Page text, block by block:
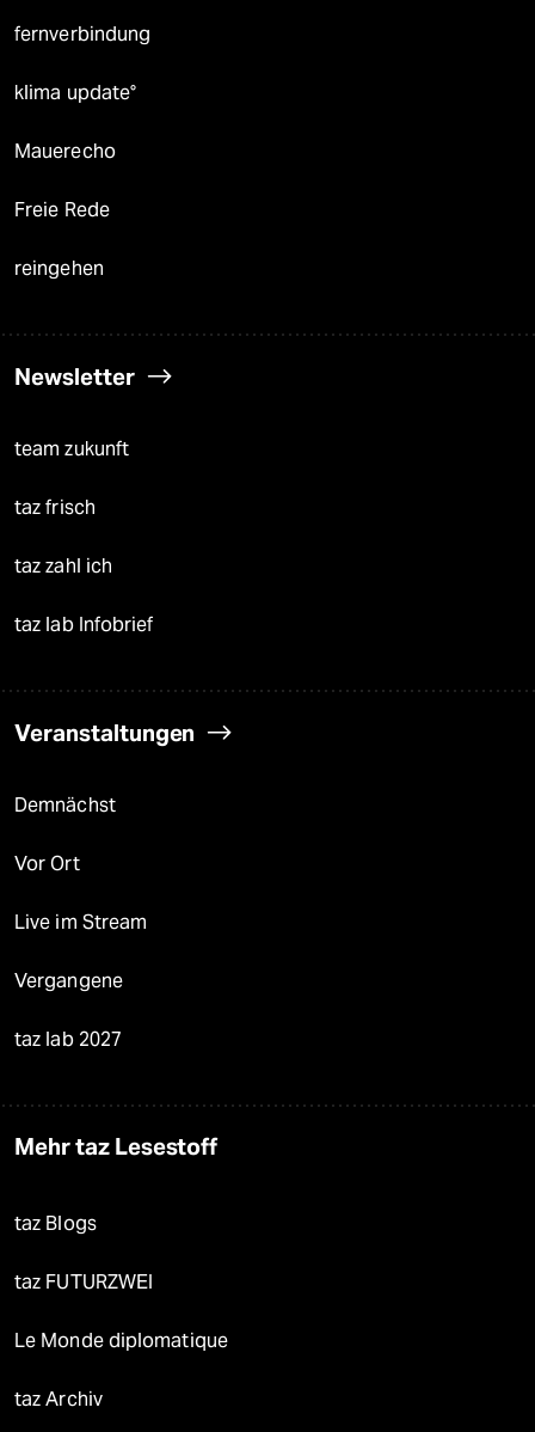
fernverbindung
klima update°
Mauerecho
Freie Rede
reingehen
Newsletter
team zukunft
taz frisch
taz zahl ich
taz lab Infobrief
Veranstaltungen
Demnächst
Vor Ort
Live im Stream
Vergangene
taz lab 2027
Mehr taz Lesestoff
taz Blogs
taz FUTURZWEI
Le Monde diplomatique
taz Archiv